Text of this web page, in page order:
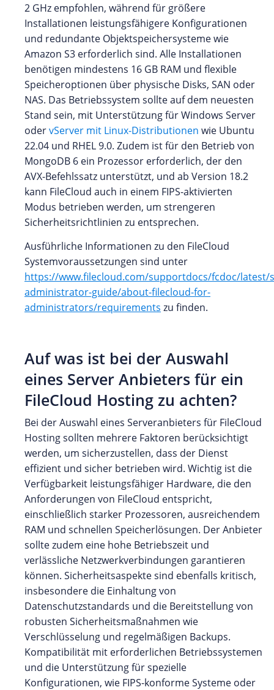
2 GHz empfohlen, während für größere
Installationen leistungsfähigere Konfigurationen
und redundante Objektspeichersysteme wie
Amazon S3 erforderlich sind. Alle Installationen
benötigen mindestens 16 GB RAM und flexible
Speicheroptionen über physische Disks, SAN oder
NAS. Das Betriebssystem sollte auf dem neuesten
Stand sein, mit Unterstützung für Windows Server
odervServer mit Linux-Distributionen wie Ubuntu
22.04 und RHEL 9.0. Zudem ist für den Betrieb von
MongoDB 6 ein Prozessor erforderlich, der den
AVX-Befehlssatz unterstützt, und ab Version 18.2
kann FileCloud auch in einem FIPS-aktivierten
Modus betrieben werden, um strengeren
Sicherheitsrichtlinien zu entsprechen.
Ausführliche Informationen zu den FileCloud
Systemvoraussetzungen sind unter
https://www.filecloud.com/supportdocs/fcdoc/latest/
administrator-guide/about-filecloud-for-
administrators/requirements zu finden.
Auf was ist bei der Auswahl
eines Server Anbieters für ein
FileCloud Hosting zu achten?
Bei der Auswahl eines Serveranbieters für FileCloud
Hosting sollten mehrere Faktoren berücksichtigt
werden, um sicherzustellen, dass der Dienst
effizient und sicher betrieben wird. Wichtig ist die
Verfügbarkeit leistungsfähiger Hardware, die den
Anforderungen von FileCloud entspricht,
einschließlich starker Prozessoren, ausreichendem
RAM und schnellen Speicherlösungen. Der Anbieter
sollte zudem eine hohe Betriebszeit und
verlässliche Netzwerkverbindungen garantieren
können. Sicherheitsaspekte sind ebenfalls kritisch,
insbesondere die Einhaltung von
Datenschutzstandards und die Bereitstellung von
robusten Sicherheitsmaßnahmen wie
Verschlüsselung und regelmäßigen Backups.
Kompatibilität mit erforderlichen Betriebssystemen
und die Unterstützung für spezielle
Konfigurationen, wie FIPS-konforme Systeme oder